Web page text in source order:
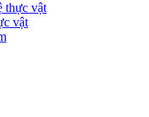
thực vật
vật